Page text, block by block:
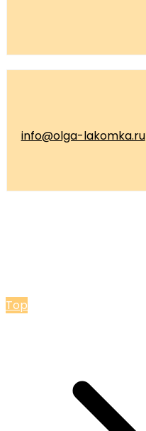
info@olga-lakomka.ru
Top